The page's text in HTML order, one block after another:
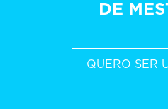
DE
QUERO SER